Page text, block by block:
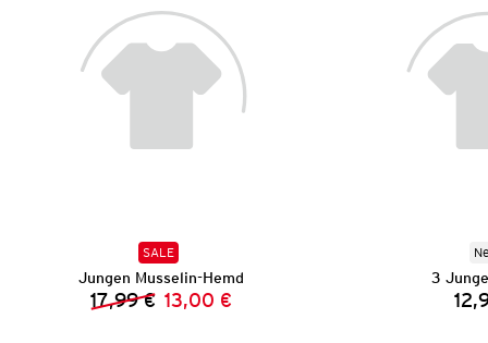
SALE
Jungen Musselin-Hemd
Vorheriger Preis:
17,99 € Neuer Preis:
13,00 €
3